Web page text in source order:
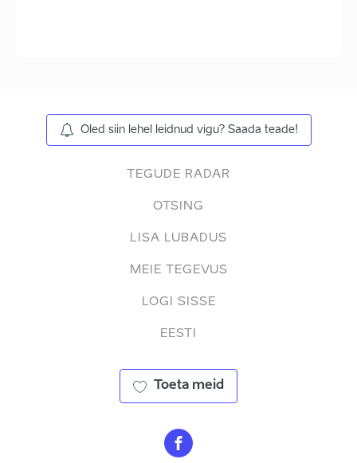
Oled siin lehel leidnud vigu? Saada teade!
TEGUDE RADAR
OTSING
LISA LUBADUS
MEIE TEGEVUS
LOGI SISSE
EESTI
Toeta meid